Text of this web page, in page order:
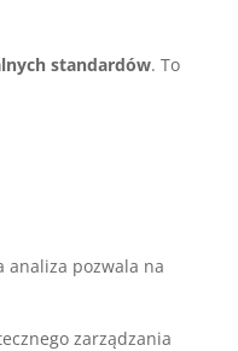
standardów. To
analiza pozwala na
zarządzania